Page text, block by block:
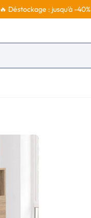
🔥 Déstockage : jusqu'à -40%